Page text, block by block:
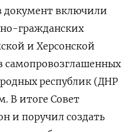
документ включили
гражданских
и Херсонской
самопровозглашенных
республик (ДНР
В итоге Совет
и поручил создать